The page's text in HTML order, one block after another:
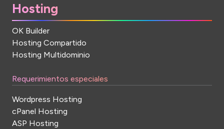
Hosting
OK Builder
Hosting Compartido
Hosting Multidominio
Requerimientos especiales
Wordpress Hosting
cPanel Hosting
ASP Hosting